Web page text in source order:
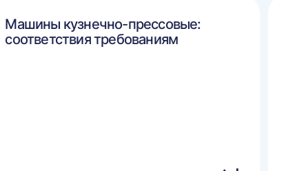
Машины кузнечно-прессовые:
соответствия требованиям